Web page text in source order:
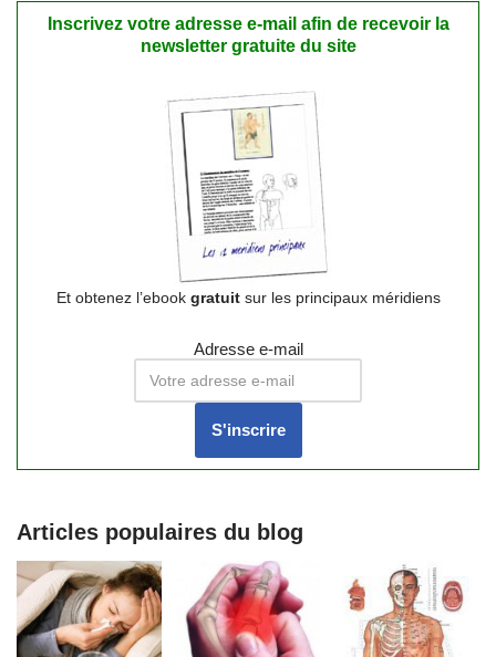
Inscrivez votre adresse e-mail afin de recevoir la
newsletter gratuite du site
Et obtenez l’ebook gratuitsur les principaux méridiens
Adresse e-mail
Articles populaires du blog